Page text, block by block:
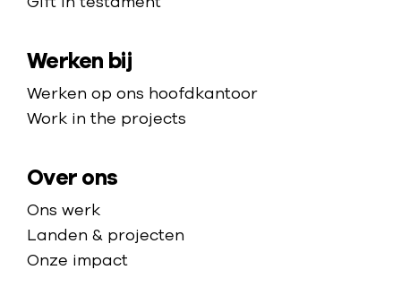
o
e
p
a
e
m
p
Werken bij
Werken op ons hoofdkantoor
Work in the projects
Over ons
Ons werk
Landen & projecten
Onze impact